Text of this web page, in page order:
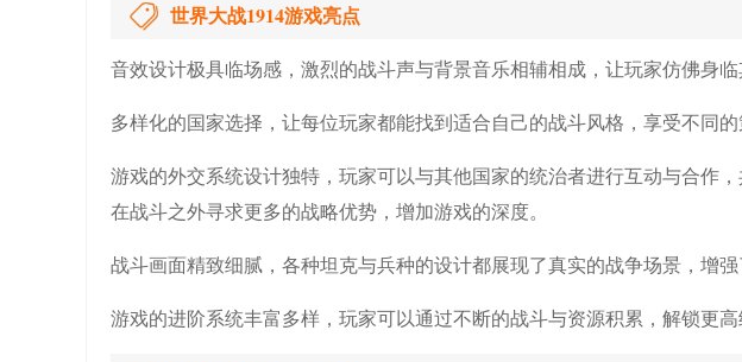
世界大战1914游戏亮点
音效设计极具临场感，激烈的战斗声与背景音乐相辅相成，让玩家仿佛身临
多样化的国家选择，让每位玩家都能找到适合自己的战斗风格，享受不同的
游戏的外交系统设计独特，玩家可以与其他国家的统治者进行互动与合作
在战斗之外寻求更多的战略优势，增加游戏的深度。
战斗画面精致细腻，各种坦克与兵种的设计都展现了真实的战争场景，增强
游戏的进阶系统丰富多样，玩家可以通过不断的战斗与资源积累，解锁更高